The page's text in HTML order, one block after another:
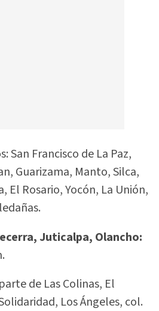
San Francisco de La Paz,
Guarizama, Manto, Silca,
El Rosario, Yocón, La Unión,
Juticalpa, Olancho:
de Las Colinas, El
Los Ángeles, col.